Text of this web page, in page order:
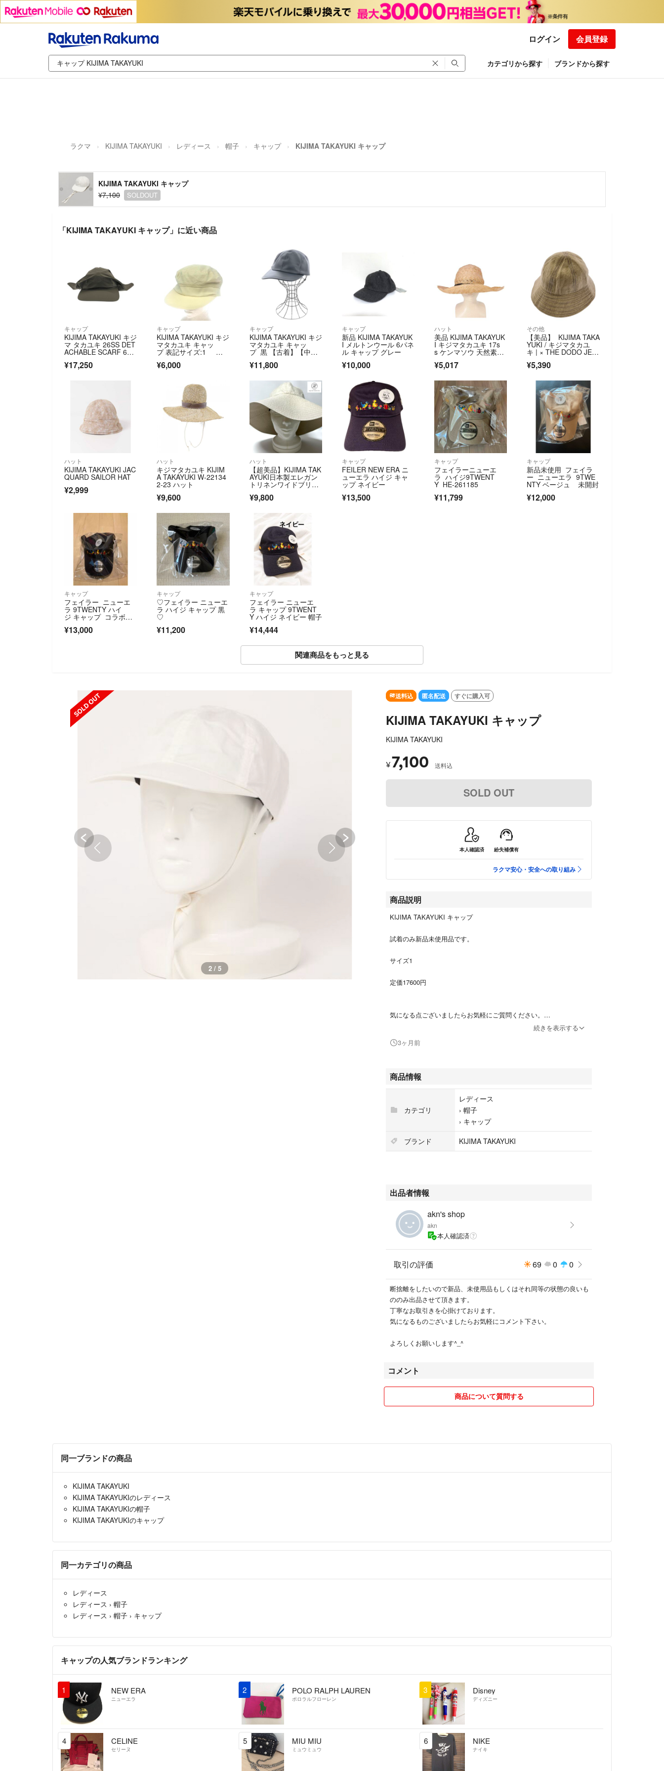
ログイン 会員登録
カテゴリから探す ブランドから探す
ラクマ KIJIMA TAKAYUKI レディース 帽子 キャップ KIJIMA TAKAYUKI キャップ
KIJIMA TAKAYUKI キャップ
¥7,100
SOLDOUT
「KIJIMA TAKAYUKI キャップ」に近い商品
キャップ
KIJIMA TAKAYUKI キジ
マ タカユキ 26SS DET
ACHABLE SCARF 6PA
ップ WYYY261352 チ
¥17,250
キャップ
KIJIMA TAKAYUKI キジ
マタカユキ キャッ
プ 表記サイズ:1 ホ
ワイト レディース / 24
0001212012
¥6,000
キャップ
KIJIMA TAKAYUKI キジ
マタカユキ キャッ
プ 黒 【古着】【中
古】【送料無料】
¥11,800
キャップ
新品 KIJIMA TAKAYUK
I メルトンウール 6パネ
ル キャップ グレー
¥10,000
ハット
美品 KIJIMA TAKAYUK
I キジマタカユキ 17s
s ケンマソウ 天然素
材 ハット つば広 リボ
ン 帽子 F ナチュラルベ
着 中古 USED
¥5,017
その他
【美品】 KIJIMA TAKA
YUKI / キジマタカユ
キ | × THE DODO JEA
N 百々千晴 WOOL SAI
LOR HAT / ウールセー
子 | 1 | ベージュ系 | レ
ディース
¥5,390
ハット
KIJIMA TAKAYUKI JAC
QUARD SAILOR HAT
¥2,999
ハット
キジマタカユキ KIJIM
A TAKAYUKI W-22134
2-23 ハット
¥9,600
ハット
【超美品】KIJIMA TAK
AYUKI日本製エレガン
トリネンワイドブリム
¥9,800
キャップ
FEILER NEW ERA ニ
ューエラ ハイジ キャ
ップ ネイビー
¥13,500
キャップ
フェイラーニューエ
ラ ハイジ9TWENT
Y HE-261185
¥11,799
キャップ
新品未使用 フェイラ
ー ニューエラ 9TWE
NTY ベージュ 未開封
¥12,000
キャップ
フェイラー ニューエ
ラ 9TWENTY ハイ
ジ キャップ コラボ商
eiler
¥13,000
キャップ
♡フェイラー ニューエ
ラ ハイジ キャップ 黒
♡
¥11,200
キャップ
フェイラー ニューエ
ラ キャップ 9TWENT
Y ハイジ ネイビー 帽子
¥14,444
関連商品をもっと見る
SOLD OUT SOLD OUT
3 / 5
送料込 匿名配送 すぐに購入可
KIJIMA TAKAYUKI キャップ
KIJIMA TAKAYUKI
¥7,100 送料込
SOLD OUT
本人確認済 紛失補償有
ラクマ安心・安全への取り組み
商品説明
KIJIMA TAKAYUKI キャップ
試着のみ新品未使用品です。
サイズ1
定価17600円
気になる点ございましたらお気軽にご質問ください。
続きを表示する
3ヶ月前
商品情報
カテゴリ
レディース
› 帽子
› キャップ
ブランド
KIJIMA TAKAYUKI
出品者情報
akn's shop
akn
本人確認済
取引の評価 69 0 0
断捨離をしたいので新品、未使用品もしくはそれ同等の状態の良いも
ののみ出品させて頂きます。
丁寧なお取引きを心掛けております。
気になるものございましたらお気軽にコメント下さい。
よろしくお願いします^_^
コメント
商品について質問する
同一ブランドの商品
KIJIMA TAKAYUKI
KIJIMA TAKAYUKIのレディース
KIJIMA TAKAYUKIの帽子
KIJIMA TAKAYUKIのキャップ
同一カテゴリの商品
レディース
レディース › 帽子
レディース › 帽子 › キャップ
キャップの人気ブランドランキング
1 NEW ERA
ニューエラ
2 POLO RALPH LAUREN
ポロラルフローレン
3 Disney
ディズニー
4 CELINE
セリーヌ
5 MIU MIU
ミュウミュウ
6 NIKE
ナイキ